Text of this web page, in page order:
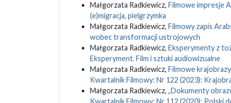
Małgorzata Radkiewicz, Filmowe impresje
(e)migracja, pielgrzymka
Małgorzata Radkiewicz, Filmowy zapis
wobec transformacji ustrojowych
Małgorzata Radkiewicz, Eksperymenty z
Eksperyment. Film i sztuki audiowizualne
Małgorzata Radkiewicz, Filmowe
Kwartalnik Filmowy: Nr 122 (2023):
Małgorzata Radkiewicz, „Dokumenty
Kwartalnik Filmowy: Nr 112 (2020): Polski